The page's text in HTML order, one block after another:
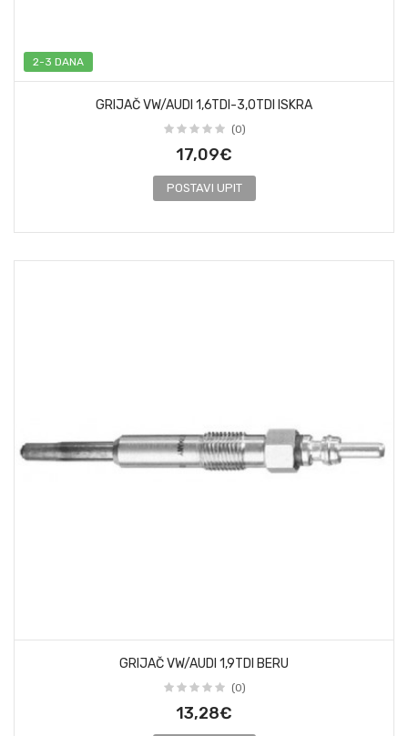
2-3 DANA
GRIJAČ VW/AUDI 1,6TDI-3,0TDI ISKRA
(0)
17,09€
POSTAVI UPIT
GRIJAČ VW/AUDI 1,9TDI BERU
(0)
13,28€